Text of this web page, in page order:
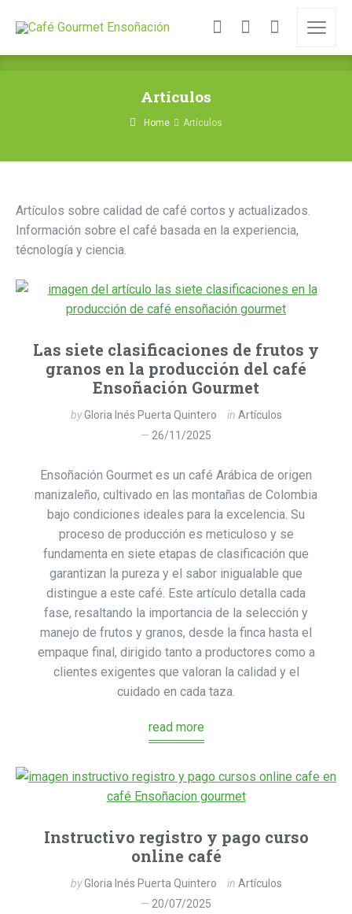
Artículos
Home Artículos
Artículos sobre calidad de café cortos y actualizados.
Información sobre el café basada en la experiencia,
técnología y ciencia.
Las siete clasificaciones de frutos y
granos en la producción del café
Ensoñación Gourmet
byGloria Inés Puerta Quintero in Artículos
26/11/2025
Ensoñación Gourmet es un café Arábica de origen
manizaleño, cultivado en las montañas de Colombia
bajo condiciones ideales para la excelencia. Su
proceso de producción es meticuloso y se
fundamenta en siete etapas de clasificación que
garantizan la pureza y el sabor inigualable que
distingue a este café. Este artículo detalla cada
fase, resaltando la importancia de la selección y
manejo de frutos y granos, desde la finca hasta el
empaque final, dirigido tanto a productores como a
clientes exigentes que valoran la calidad y el
cuidado en cada taza.
read more
Instructivo registro y pago curso
online café
byGloria Inés Puerta Quintero in Artículos
20/07/2025